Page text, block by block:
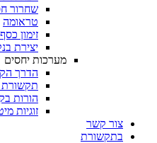
שחרור
טראומה
זימון
יצירת
מערכות יחסים
הדרך
הורות
זוגיות
צור קשר
בתקשורת